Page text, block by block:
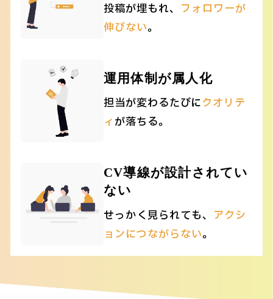
投稿が埋もれ、 フォロワーが
伸びない。
運用体制が属人化
担当が変わるたびにクオリテ
ィが落ちる。
CV導線が設計されてい
ない
せっかく見られても、 アクシ
ョンにつながらない。